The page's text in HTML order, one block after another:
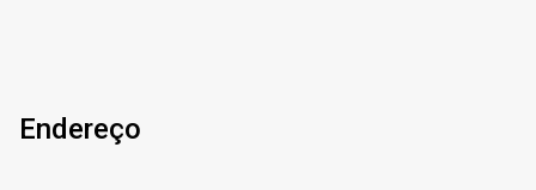
um imóvel com excelente potencial de
valorização. Agende sua visita e venha conhecer
Endereço